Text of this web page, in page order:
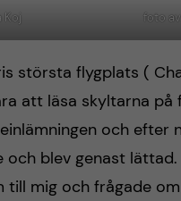
Koj foto
största flygplats (
att läsa skyltarna på
och
och blev genast
mig och frågade